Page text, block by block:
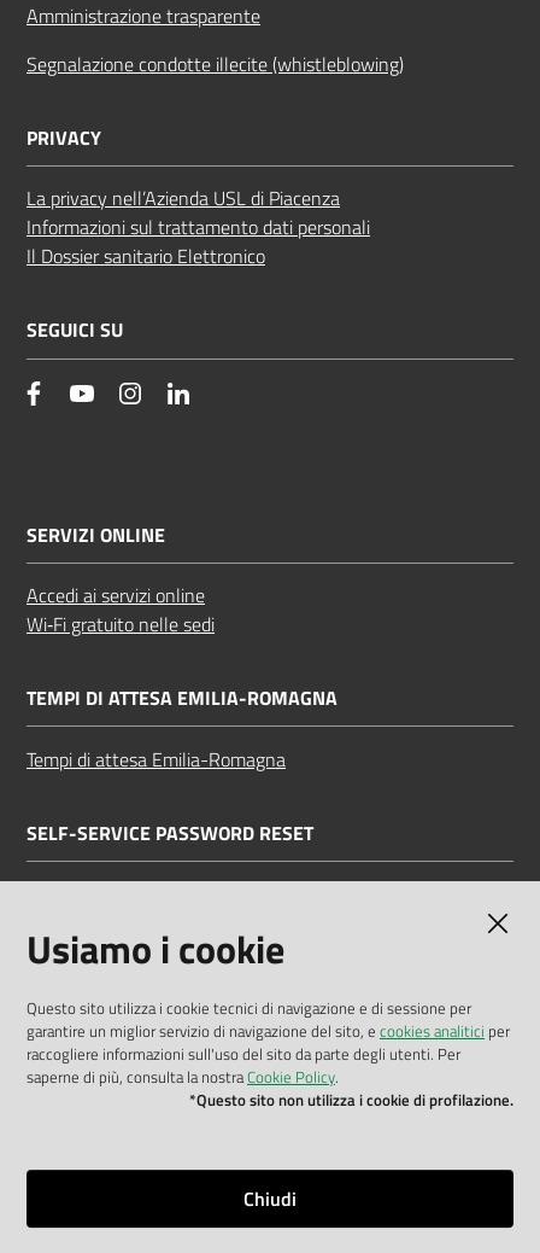
Amministrazione trasparente
Segnalazione condotte illecite (whistleblowing)
PRIVACY
La privacy nell’Azienda USL di Piacenza
Informazioni sul trattamento dati personali
Il Dossier sanitario Elettronico
SEGUICI SU
facebookYouTube Instagram
SERVIZI ONLINE
Accedi ai servizi online
Wi‑Fi gratuito nelle sedi
TEMPI DI ATTESA EMILIA-ROMAGNA
Tempi di attesa Emilia-Romagna
SELF-SERVICE PASSWORD RESET
Dichiarazione di accessibilità
Privacy policy
Mappa del sito
Usiamo i cookie
Questo sito utilizza i cookie tecnici di navigazione e di sessione per
garantire un miglior servizio di navigazione del sito, e cookies analitici per
raccogliere informazioni sull'uso del sito da parte degli utenti. Per
saperne di più, consulta la nostraCookie Policy.
*Questo sito non utilizza i cookie di profilazione.
Chiudi